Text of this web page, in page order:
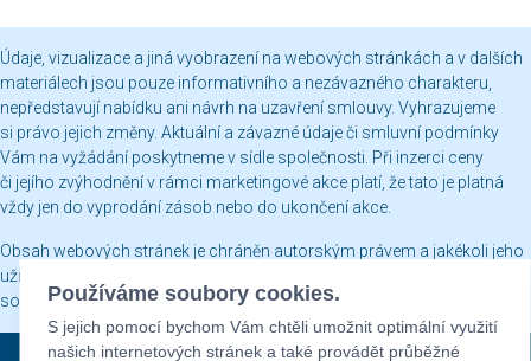
Údaje, vizualizace a jiná vyobrazení na webových stránkách a v dalších
materiálech jsou pouze informativního a nezávazného charakteru,
nepředstavují nabídku ani návrh na uzavření smlouvy. Vyhrazujeme
si právo jejich změny. Aktuální a závazné údaje či smluvní podmínky
Vám na vyžádání poskytneme v sídle společnosti. Při inzerci ceny
či jejího zvýhodnění v rámci marketingové akce platí, že tato je platná
vždy jen do vyprodání zásob nebo do ukončení akce.
Obsah webových stránek je chráněn autorským právem a jakékoli jeho
užití včetně publikování nebo jiného šíření je bez našeho písemného
souhlasu zakázáno.
Používáme soubory cookies.
S jejich pomocí bychom Vám chtěli umožnit optimální využití
našich internetových stránek a také provádět průběžné